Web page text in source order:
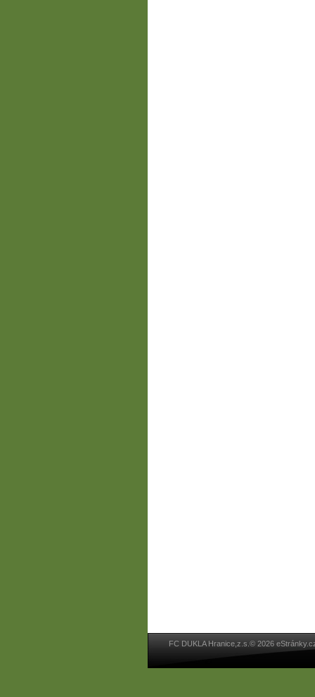
FC DUKLA Hranice,z.s.© 2026